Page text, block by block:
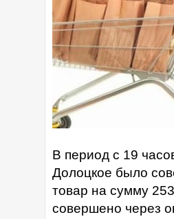
В период с 19
Долоцкое было
товар на сумму
совершено через